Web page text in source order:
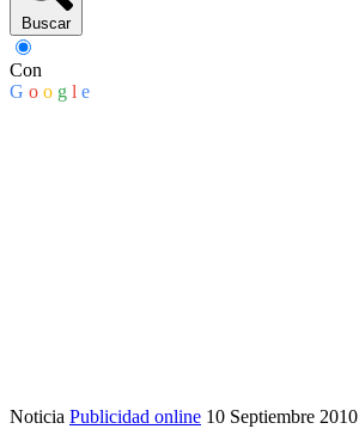
Buscar
Con
G o o g l e
Noticia Publicidad online 10 Septiembre 2010